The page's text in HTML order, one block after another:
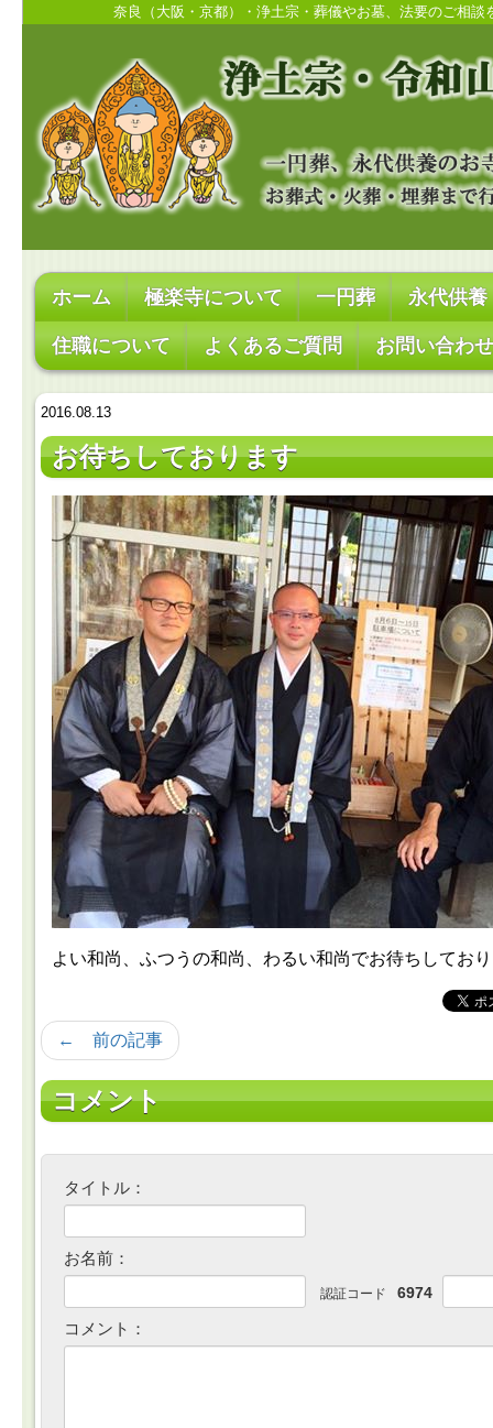
奈良（大阪・京都）・浄土宗・葬儀やお墓、法要のご相談
ホーム 極楽寺について 一円葬 永代供養
住職について よくあるご質問 お問い合わせ
2016.08.13
お待ちしております
よい和尚、ふつうの和尚、わるい和尚でお待ちしてお
← 前の記事
コメント
タイトル：
お名前：
認証コード 6974
コメント：